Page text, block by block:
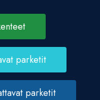
parketit
parketit